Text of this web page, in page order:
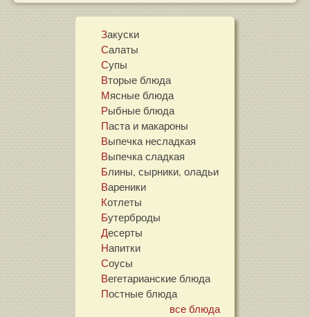
Закуски
Салаты
Супы
Вторые блюда
Мясные блюда
Рыбные блюда
Паста и макароны
Выпечка несладкая
Выпечка сладкая
Блины, сырники, оладьи
Вареники
Котлеты
Бутерброды
Десерты
Напитки
Соусы
Вегетарианские блюда
Постные блюда
все блюда